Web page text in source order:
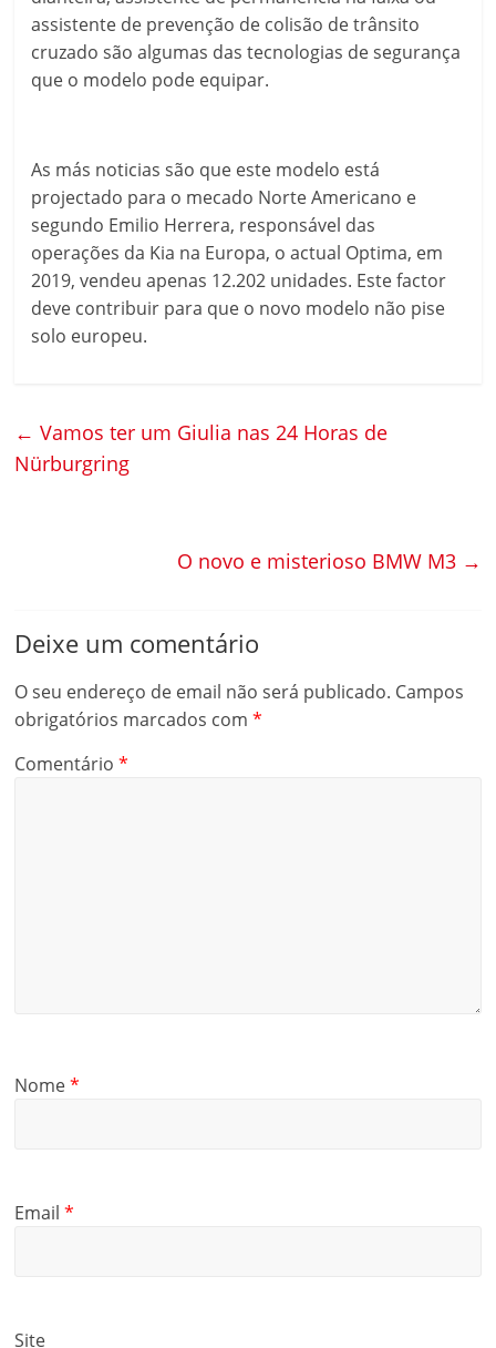
assistente de prevenção de colisão de trânsito
cruzado são algumas das tecnologias de segurança
que o modelo pode equipar.
As más noticias são que este modelo está
projectado para o mecado Norte Americano e
segundo Emilio Herrera, responsável das
operações da Kia na Europa, o actual Optima, em
2019, vendeu apenas 12.202 unidades. Este factor
deve contribuir para que o novo modelo não pise
solo europeu.
← Vamos ter um Giulia nas 24 Horas de
Nürburgring
O novo e misterioso BMW M3 →
Deixe um comentário
O seu endereço de email não será publicado. Campos
obrigatórios marcados com*
Comentário*
Nome*
Email*
Site